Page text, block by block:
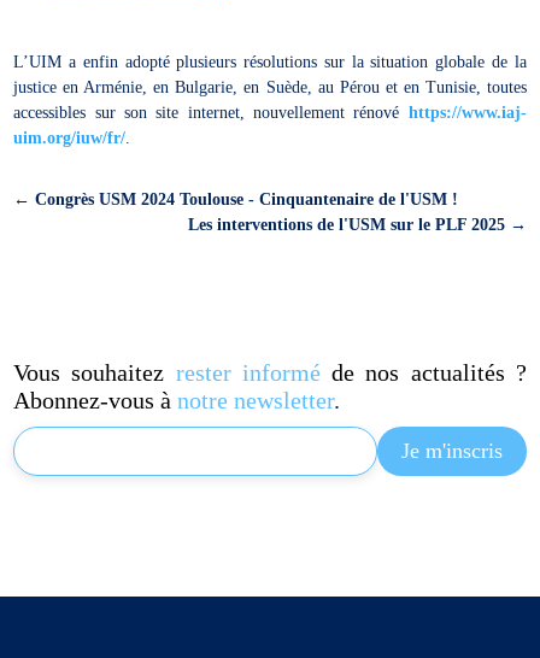
L’UIM a enfin adopté plusieurs résolutions sur la situation globale de la
justice en Arménie, en Bulgarie, en Suède, au Pérou et en Tunisie, toutes
accessibles sur son site internet, nouvellement rénové https://www.iaj-
uim.org/iuw/fr/
←Congrès USM 2024 Toulouse - Cinquantenaire de l'USM !
Les interventions de l'USM sur le PLF 2025→
Vous souhaitez rester informéde nos actualités ?
Abonnez-vous ànotre newsletter.